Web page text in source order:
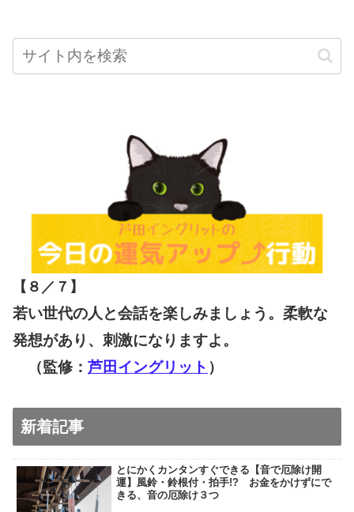
【８／７ 】
若い世代の人と会話を楽しみましょう。柔軟な
発想があり、刺激になりますよ。
（監修： 芦田イングリット ）
新着記事
とにかくカンタンすぐできる【音で厄除け開
運】風鈴・鈴根付・拍手!? お金をかけずにで
きる、音の厄除け３つ